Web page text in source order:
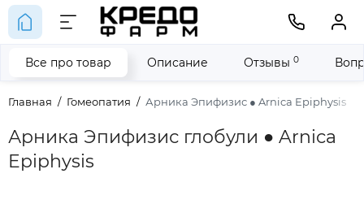
Главная Гомеопатия Арника Эпифизис ● Arnica Epiphysis
Арника Эпифизис глобули ● Arnica
Epiphysis
Все про товар Описание Отзывы 0